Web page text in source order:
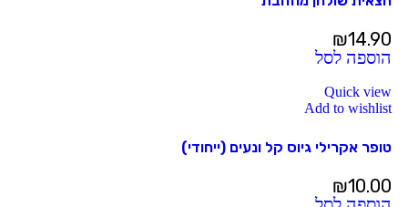
₪14.90
הוספה לסל
Quick view
Add to wishlist
טופר אקרילי גיוס קל ונעים (ייחודי)
₪10.00